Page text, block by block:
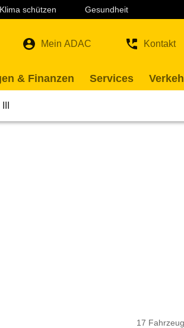
schützen Gesundheit
Mein ADAC Kontakt
& Finanzen Services
17 Fahrzeug